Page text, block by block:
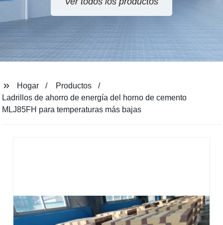
Hogar
Productos
Ladrillos de ahorro de energía del horno de cemento
MLJ85FH para temperaturas más bajas